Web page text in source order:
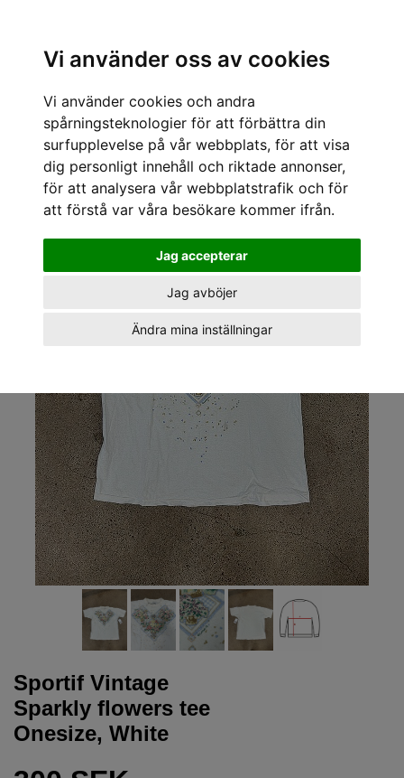
Vi använder oss av cookies
Vi använder cookies och andra
spårningsteknologier för att förbättra din
surfupplevelse på vår webbplats, för att visa
dig personligt innehåll och riktade annonser,
för att analysera vår webbplatstrafik och för
att förstå var våra besökare kommer ifrån.
Jag accepterar
Jag avböjer
Ändra mina inställningar
« Tillbaka /Kläder för tjejer och killar/Vintage/Vintage t-shirts
Sportif Vintage Vintage t-shirts Sparkly flowers tee
Sportif Vintage
Sparkly flowers tee
Onesize, White